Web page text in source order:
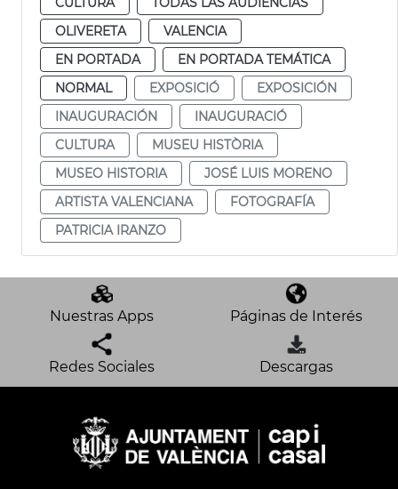
OLIVERETA
VALENCIA
EN PORTADA
EN PORTADA TEMÁTICA
NORMAL
EXPOSICIÓ
EXPOSICIÓN
INAUGURACIÓN
INAUGURACIÓ
CULTURA
MUSEU HISTÒRIA
MUSEO HISTORIA
JOSÉ LUIS MORENO
ARTISTA VALENCIANA
FOTOGRAFÍA
PATRICIA IRANZO
Nuestras Apps Páginas de Interés
Redes Sociales Descargas